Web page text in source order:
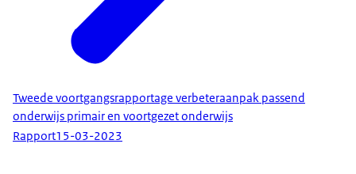
Tweede voortgangsrapportage verbeteraanpak passend
onderwijs primair en voortgezet onderwijs
Rapport15-03-2023